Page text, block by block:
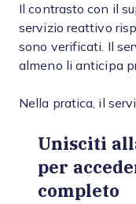
Il contrasto con il
servizio reattivo
sono verificati. Il
almeno li anticipa
Nella pratica, il
Unisciti
per
completo